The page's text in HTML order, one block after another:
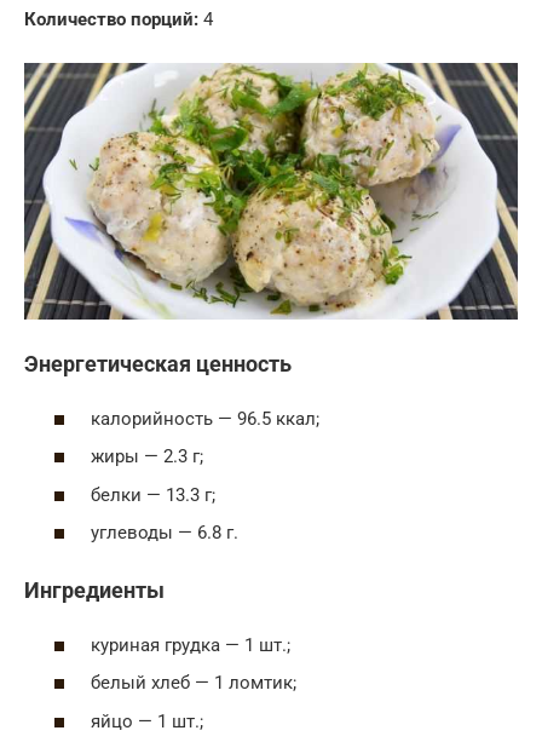
Количество порций: 4
Энергетическая ценность
калорийность — 96.5 ккал;
жиры — 2.3 г;
белки — 13.3 г;
углеводы — 6.8 г.
Ингредиенты
куриная грудка — 1 шт.;
белый хлеб — 1 ломтик;
яйцо — 1 шт.;